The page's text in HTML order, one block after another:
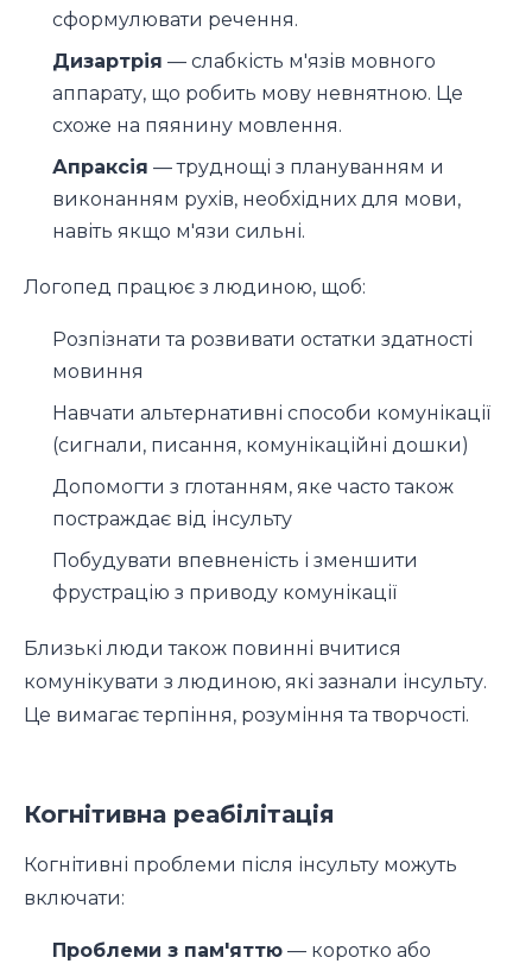
сформулювати речення.
Дизартрія — слабкість м'язів мовного
аппарату, що робить мову невнятною. Це
схоже на пяянину мовлення.
Апраксія — труднощі з плануванням и
виконанням рухів, необхідних для мови,
навіть якщо м'язи сильні.
Логопед працює з людиною, щоб:
Розпізнати та розвивати остатки здатності
мовиння
Навчати альтернативні способи комунікації
(сигнали, писання, комунікаційні дошки)
Допомогти з глотанням, яке часто також
постраждає від інсульту
Побудувати впевненість і зменшити
фрустрацію з приводу комунікації
Близькі люди також повинні вчитися
комунікувати з людиною, які зазнали інсульту.
Це вимагає терпіння, розуміння та творчості.
Когнітивна реабілітація
Когнітивні проблеми після інсульту можуть
включати:
Проблеми з пам'яттю — коротко або